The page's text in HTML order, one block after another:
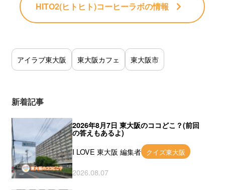
HITO2(ヒトヒト)コーヒーラボの情報
アイラブ東大阪 東大阪カフェ 東大阪市
新着記事
2026年8月7日 東大阪のココどこ？(前回
の答えもあるよ)
I LOVE 東大阪 編集者 クイズ東大阪
2026.08.07